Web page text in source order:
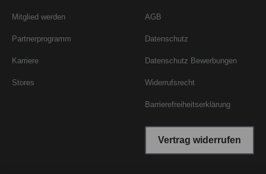
Mitglied werden
Partnerprogramm
Karriere
Stores
AGB
Datenschutz
Datenschutz Bewerbungen
Widerrufsrecht
Barrierefreiheitserklärung
Vertrag widerrufen